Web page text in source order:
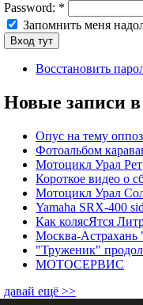
Password: *
Запомнить меня
Восстановить
Новые записи в
Опус на тему
Фотоальбом
Мотоцикл Урал
Короткое видео о
Мотоцикл Урал
Yamaha SRX-400
Как колясЯтся
Москва-Астрахань
"Труженик"
МОТОСЕРВИС
давай ещё >>